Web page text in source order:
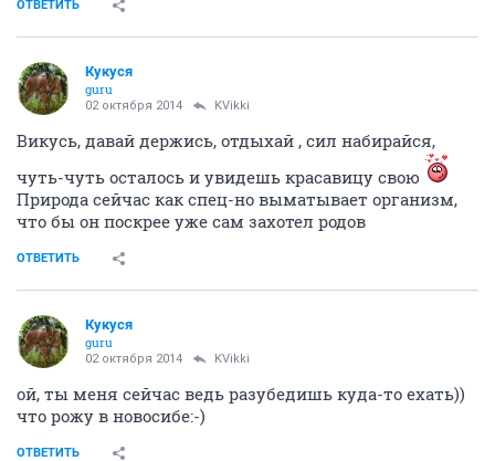
ОТВЕТИТЬ
Кукуся
guru
02 октября 2014 KVikki
Викусь, давай держись, отдыхай , сил набирайся,
чуть-чуть осталось и увидешь красавицу свою
Природа сейчас как спец-но выматывает организм,
что бы он поскрее уже сам захотел родов
ОТВЕТИТЬ
Кукуся
guru
02 октября 2014 KVikki
ой, ты меня сейчас ведь разубедишь куда-то ехать))
что рожу в новосибе:-)
ОТВЕТИТЬ